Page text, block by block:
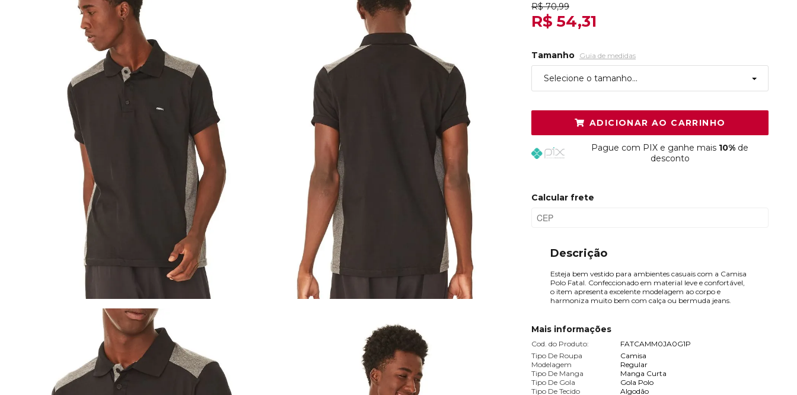
R$ 70,99
R$ 54,31
Tamanho Guia de medidas
Selecione o tamanho...
Esgotado
G
ADICIONAR AO CARRINHO
Pague com PIX e ganhe mais 10% de
desconto
Calcular frete
Descrição
Esteja bem vestido para ambientes casuais com a Camisa
Polo Fatal. Confeccionado em material leve e confortável,
o item apresenta excelente modelagem ao corpo e
harmoniza muito bem com calça ou bermuda jeans.
Mais informações
Cod. do Produto:
FATCAMM0JA0G1P
Tipo De Roupa
Camisa
Modelagem
Regular
Tipo De Manga
Manga Curta
Tipo De Gola
Gola Polo
Tipo De Tecido
Algodão